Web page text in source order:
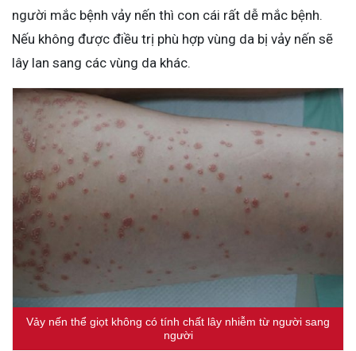
người mắc bệnh vảy nến thì con cái rất dễ mắc bệnh.
Nếu không được điều trị phù hợp vùng da bị vảy nến sẽ
lây lan sang các vùng da khác.
Vảy nến thể giọt không có tính chất lây nhiễm từ người sang
người